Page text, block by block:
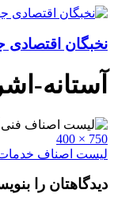
نخبگان اقتصادی
آستانه-
Full
size
750 × 400
راهبری
نوشته
لیست اصناف خدمات
دیدگاهتان را